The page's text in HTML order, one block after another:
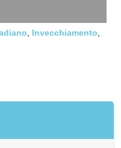
Invecchiamento